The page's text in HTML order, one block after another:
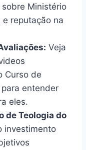
Ministério
e reputação na
Veja
Curso de
entender
eles.
de Teologia do
investimento